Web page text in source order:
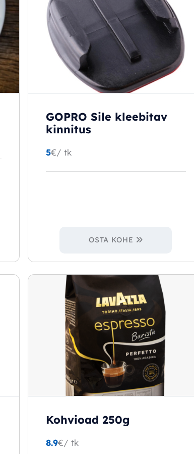
GOPRO Sile kleebitav
kinnitus
5€/ tk
OSTA KOHE
Kohvioad 250g
8.9€/ tk